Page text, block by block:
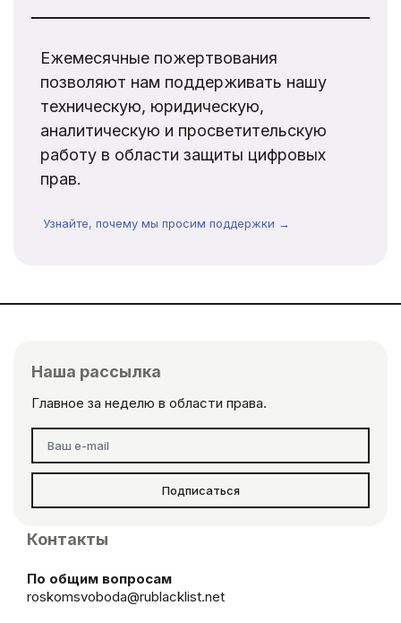
Ежемесячные пожертвования
позволяют нам поддерживать нашу
техническую, юридическую,
аналитическую и просветительскую
работу в области защиты цифровых
прав.
Узнайте, почему мы просим поддержки →
Наша рассылка
Главное за неделю в области права.
Подписаться
Контакты
По общим вопросам
roskomsvoboda@rublacklist.net